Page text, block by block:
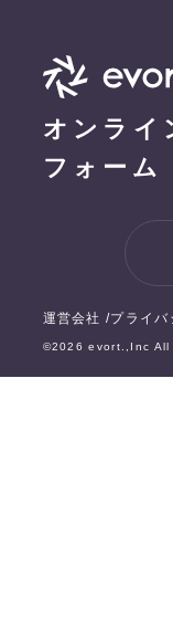
オンライ
フォーム
運営会社 プライバ
©2026 evort.,Inc All